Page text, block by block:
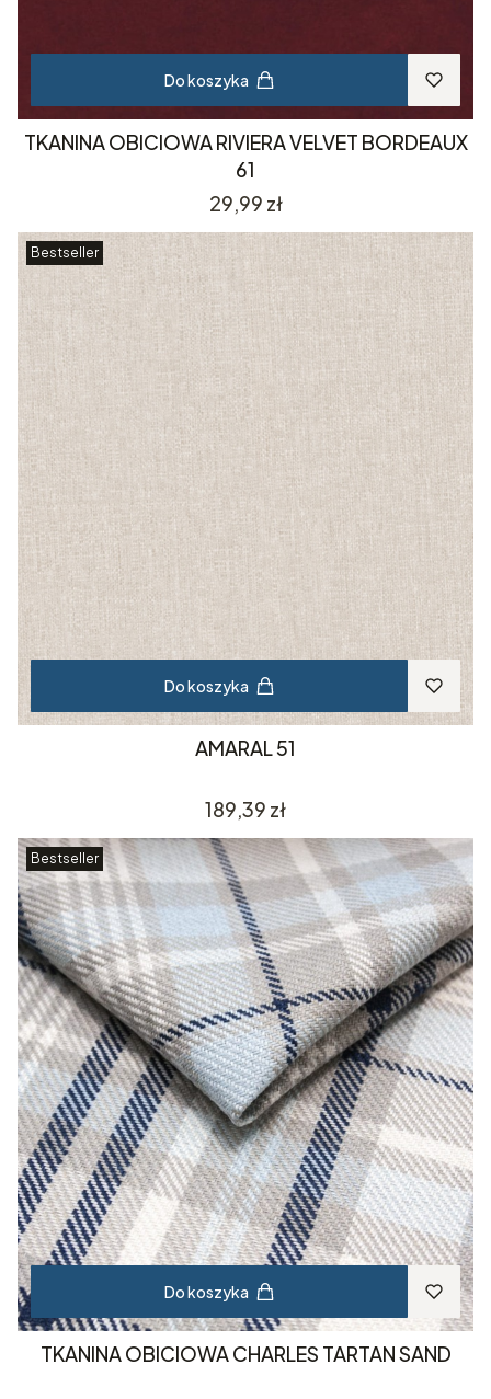
Do koszyka
TKANINA OBICIOWA RIVIERA VELVET BORDEAUX
61
Cena
29,99 zł
Bestseller
Do koszyka
AMARAL 51
Cena
189,39 zł
Bestseller
Do koszyka
TKANINA OBICIOWA CHARLES TARTAN SAND